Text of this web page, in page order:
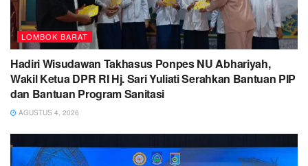
LOMBOK BARAT
Hadiri Wisudawan Takhasus Ponpes NU Abhariyah,
Wakil Ketua DPR RI Hj. Sari Yuliati Serahkan Bantuan PIP
dan Bantuan Program Sanitasi
AGUSTUS 4, 2026